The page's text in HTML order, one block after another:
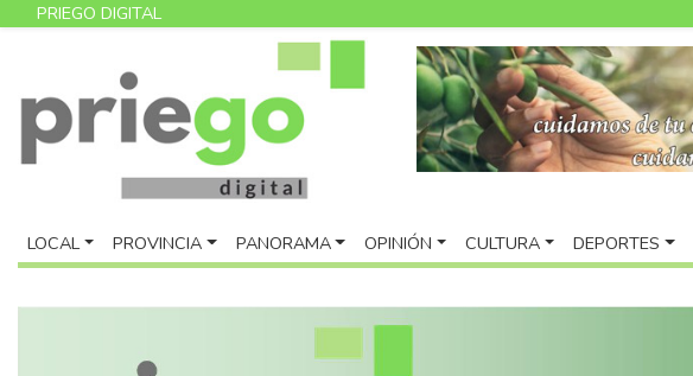
PRIEGO DIGITAL
LOCAL PROVINCIA PANORAMA OPINIÓN CULTURA DEPORTES